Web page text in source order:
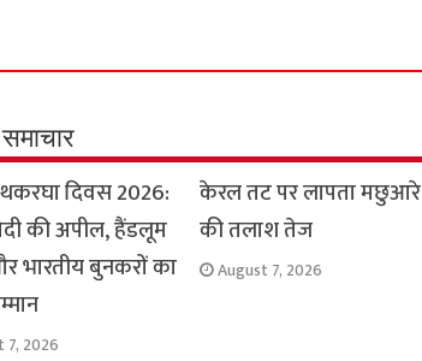
e
o
o
k
t
A
p
p
t
r
e
a
m
i
y
n
k
r
हथकरघा दिवस 2026:
की अपील, हैंडलूम
भारतीय बुनकरों का
7, 2026
केरल तट पर लापता मछुआरे
की तलाश तेज
August 7, 2026